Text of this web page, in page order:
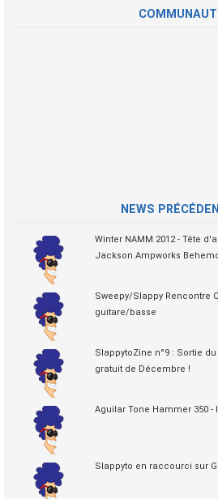
NEWS
Winter NAMM 2012 - Tête
Jackson Ampworks
Sweepy/Slappy Rencontre
guitare/basse
SlappytoZine n°9 : Sortie
gratuit de Décembre !
Aguilar Tone Hammer 350 -
Slappyto en raccourci sur